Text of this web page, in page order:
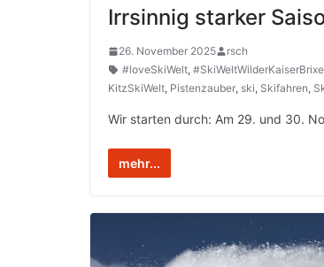
Irrsinnig starker
26. November 2025
rsch
#loveSkiWelt,
KitzSkiWelt, Pistenzauber, ski, Skifahren,
Wir starten durch: Am 29. und 30.
mehr...